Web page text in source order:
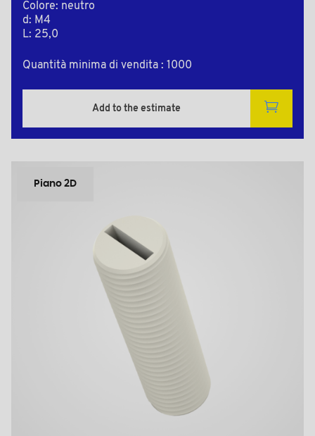
Colore: neutro
d: M4
L: 25,0
Quantità minima di vendita : 1000
Add to the estimate
Piano 2D